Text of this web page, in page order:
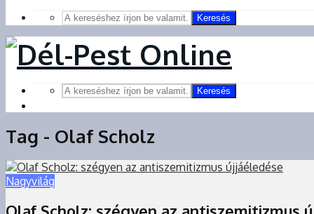
Keresés
Keresés
Tag - Olaf Scholz
Nagyvilág